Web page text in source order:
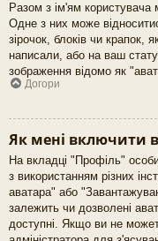
Разом з ім'ям
Одне з них може
зірочок, блоків чи крапок,
написали, або на ваш
зображення відомо як
Догори
Як мені включити
На вкладці "Профіль"
з використанням різних
аватара" або
залежить чи дозволені
доступні. Якщо ви не